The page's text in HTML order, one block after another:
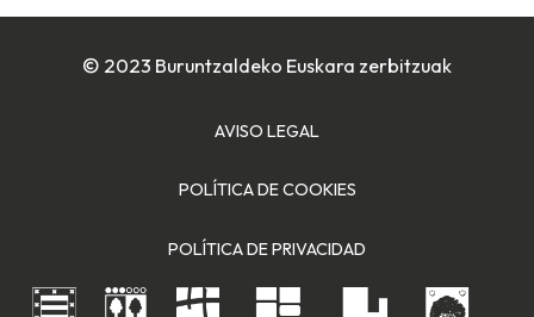
© 2023 Buruntzaldeko Euskara zerbitzuak
AVISO LEGAL
POLÍTICA DE COOKIES
POLÍTICA DE PRIVACIDAD